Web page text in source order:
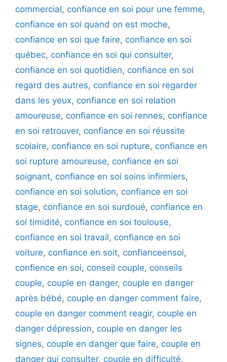
commercial, confiance en soi pour une femme,
confiance en soi quand on est moche,
confiance en soi que faire, confiance en soi
québec, confiance en soi qui consulter,
confiance en soi quotidien, confiance en soi
regard des autres, confiance en soi regarder
dans les yeux, confiance en soi relation
amoureuse, confiance en soi rennes, confiance
en soi retrouver, confiance en soi réussite
scolaire, confiance en soi rupture, confiance en
soi rupture amoureuse, confiance en soi
soignant, confiance en soi soins infirmiers,
confiance en soi solution, confiance en soi
stage, confiance en soi surdoué, confiance en
soi timidité, confiance en soi toulouse,
confiance en soi travail, confiance en soi
voiture, confiance en soit, confianceensoi,
confience en soi, conseil couple, conseils
couple, couple en danger, couple en danger
après bébé, couple en danger comment faire,
couple en danger comment reagir, couple en
danger dépression, couple en danger les
signes, couple en danger que faire, couple en
danger qui consulter, couple en difficulté,